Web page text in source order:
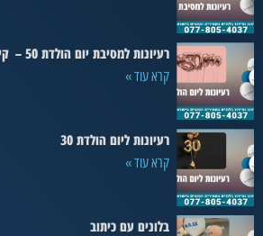
רעיונות למסיבת יום הולדת 50 – קישוטים וקונספטים מקוריים
קרא עוד »
רעיונות ליום הולדת 30
קרא עוד »
בלונים עם כיתוב